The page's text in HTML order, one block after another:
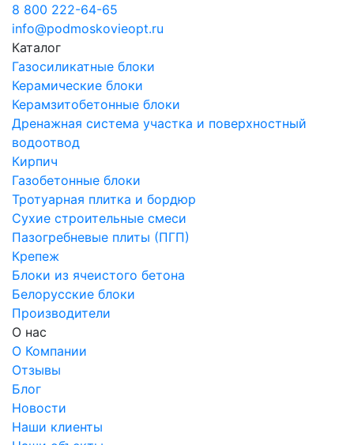
8 800 222-64-65
info@podmoskovieopt.ru
Каталог
Газосиликатные блоки
Керамические блоки
Керамзитобетонные блоки
Дренажная система участка и поверхностный
водоотвод
Кирпич
Газобетонные блоки
Тротуарная плитка и бордюр
Сухие строительные смеси
Пазогребневые плиты (ПГП)
Крепеж
Блоки из ячеистого бетона
Белорусские блоки
Производители
О нас
О Компании
Отзывы
Блог
Новости
Наши клиенты